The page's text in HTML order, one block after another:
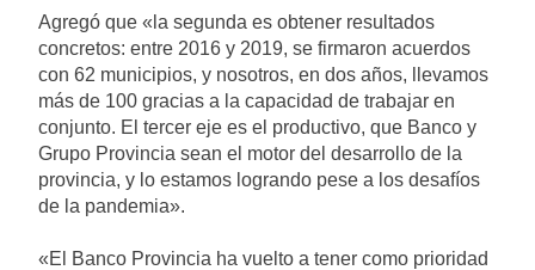
Agregó que «la segunda es obtener resultados
concretos: entre 2016 y 2019, se firmaron acuerdos
con 62 municipios, y nosotros, en dos años, llevamos
más de 100 gracias a la capacidad de trabajar en
conjunto. El tercer eje es el productivo, que Banco y
Grupo Provincia sean el motor del desarrollo de la
provincia, y lo estamos logrando pese a los desafíos
de la pandemia».
«El Banco Provincia ha vuelto a tener como prioridad